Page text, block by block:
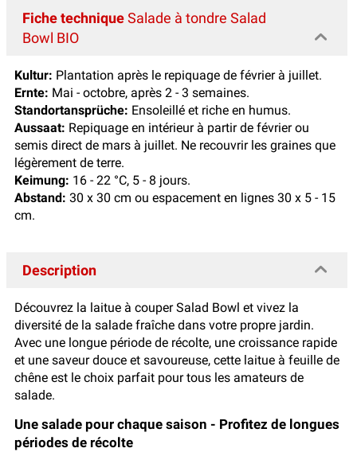
Fiche techniqueSalade à tondre Salad
Bowl BIO
Kultur: Plantation après le repiquage de février à juillet.
Ernte: Mai - octobre, après 2 - 3 semaines.
Standortansprüche: Ensoleillé et riche en humus.
Aussaat: Repiquage en intérieur à partir de février ou
semis direct de mars à juillet. Ne recouvrir les graines que
légèrement de terre.
Keimung: 16 - 22 °C, 5 - 8 jours.
Abstand: 30 x 30 cm ou espacement en lignes 30 x 5 - 15
cm.
Description
Découvrez la laitue à couper Salad Bowl et vivez la
diversité de la salade fraîche dans votre propre jardin.
Avec une longue période de récolte, une croissance rapide
et une saveur douce et savoureuse, cette laitue à feuille de
chêne est le choix parfait pour tous les amateurs de
salade.
Une salade pour chaque saison - Profitez de longues
périodes de récolte